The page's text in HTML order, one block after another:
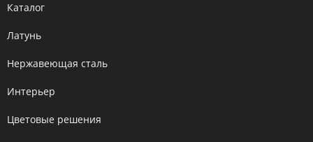
Каталог
Латунь
Нержавеющая сталь
Интерьер
Цветовые решения